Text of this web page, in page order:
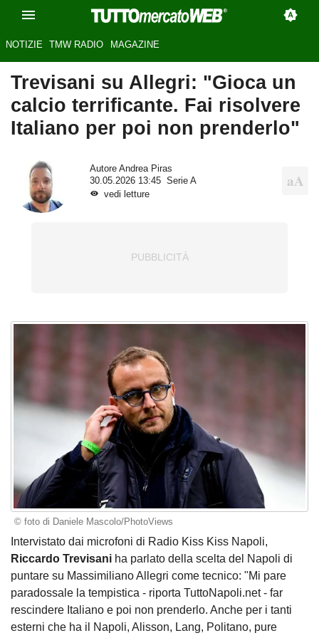
NOTIZIE TMW RADIO MAGAZINE
Trevisani su Allegri: "Gioca un
calcio terrificante. Fai risolvere
Italiano per poi non prenderlo"
Autore Andrea Piras
30.05.2026 13:45
Serie A
vedi letture
© foto di Daniele Mascolo/PhotoViews
Intervistato dai microfoni di Radio Kiss Kiss Napoli,
Riccardo Trevisani ha parlato della scelta del Napoli di
puntare su Massimiliano Allegri come tecnico: "Mi pare
paradossale la tempistica - riporta TuttoNapoli.net - far
rescindere Italiano e poi non prenderlo. Anche per i tanti
esterni che ha il Napoli, Alisson, Lang, Politano, pure